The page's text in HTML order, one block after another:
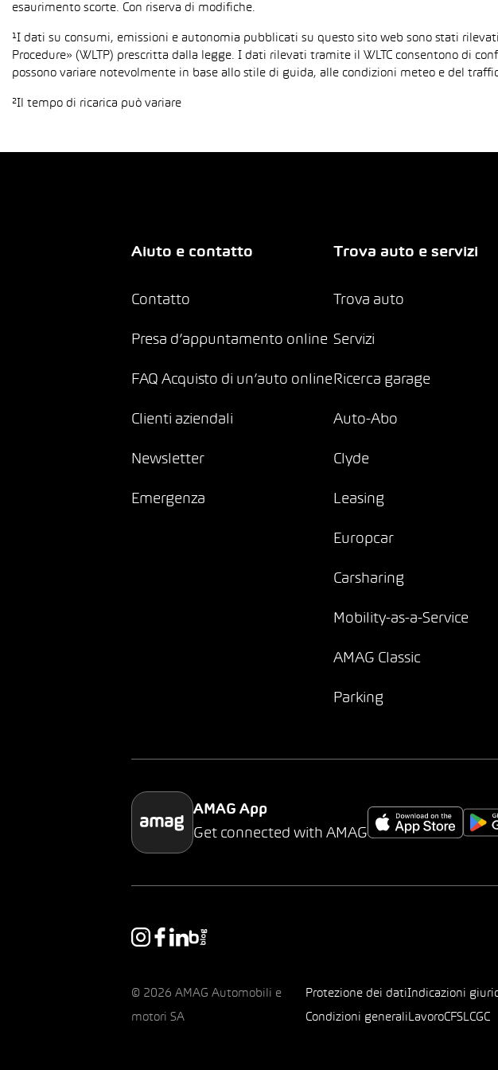
esaurimento scorte. Con riserva di modifiche.
¹I dati su consumi, emissioni e autonomia pubblicati su questo sito web sono stati
Procedure» (WLTP) prescritta dalla legge. I dati rilevati tramite il WLTC consentono di
possono variare notevolmente in base allo stile di guida, alle condizioni meteo e del
²Il tempo di ricarica può variare
Aiuto e contatto
Contatto
Presa d’appuntamento online
FAQ Acquisto di un’auto online
Clienti aziendali
Newsletter
Emergenza
Trova auto e servizi
Trova auto
Servizi
Ricerca garage
Auto-Abo
Clyde
Leasing
Europcar
Carsharing
Mobility-as-a-Service
AMAG Classic
Parking
AMAG App
Get connected with AMAG
© 2026 AMAG Automobili e
motori SA
Protezione dei datiIndicazioni
Condizioni generali LavoroCFSLCGC